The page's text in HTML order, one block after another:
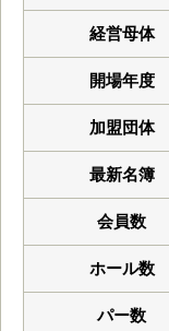
経営母体
開場年度
加盟団体
最新名簿
会員数
ホール数
パー数